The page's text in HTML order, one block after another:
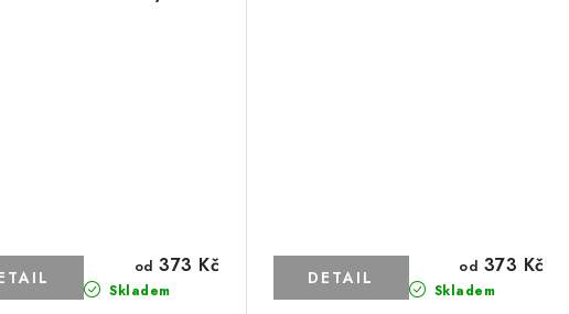
Skladem
od 373 Kč
Skladem
od 373 Kč